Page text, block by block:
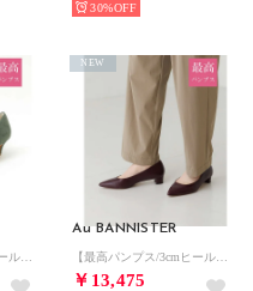
30%
Au BANNISTER
￥13,475
NEW